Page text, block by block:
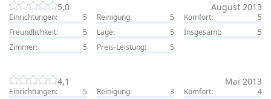
5,0 August 2013
Einrichtungen: 5 Reinigung: 5 Komfort:
5
Freundlichkeit:
5 Lage: 5 Insgesamt:
5
Zimmer:
5 Preis-Leistung: 5
4,1 Mai 2013
Einrichtungen: 5 Reinigung: 3 Komfort:
4